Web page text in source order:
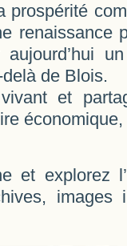
prospérité
renaissance
aujourd’hui
de Blois.
vivant et
et explorez